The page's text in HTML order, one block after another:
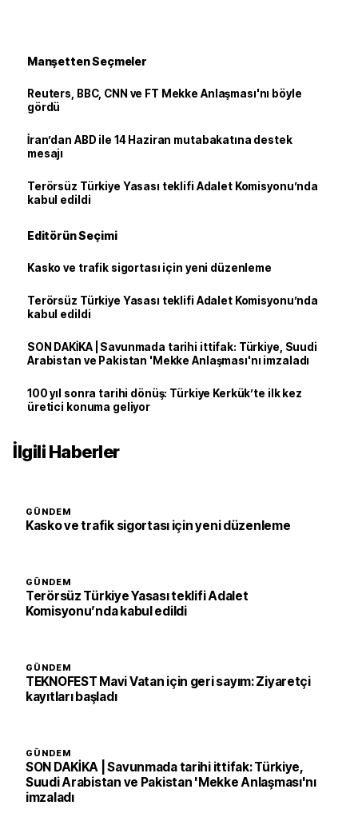
Manşetten Seçmeler
Reuters, BBC, CNN ve FT Mekke Anlaşması'nı böyle
gördü
İran’dan ABD ile 14 Haziran mutabakatına destek
mesajı
Terörsüz Türkiye Yasası teklifi Adalet Komisyonu’nda
kabul edildi
Editörün Seçimi
Kasko ve trafik sigortası için yeni düzenleme
Terörsüz Türkiye Yasası teklifi Adalet Komisyonu’nda
kabul edildi
SON DAKİKA | Savunmada tarihi ittifak: Türkiye, Suudi
Arabistan ve Pakistan 'Mekke Anlaşması'nı imzaladı
100 yıl sonra tarihi dönüş: Türkiye Kerkük’te ilk kez
üretici konuma geliyor
İlgili Haberler
GÜNDEM
Kasko ve trafik sigortası için yeni düzenleme
GÜNDEM
Terörsüz Türkiye Yasası teklifi Adalet
Komisyonu’nda kabul edildi
GÜNDEM
TEKNOFEST Mavi Vatan için geri sayım: Ziyaretçi
kayıtları başladı
GÜNDEM
SON DAKİKA | Savunmada tarihi ittifak: Türkiye,
Suudi Arabistan ve Pakistan 'Mekke Anlaşması'nı
imzaladı